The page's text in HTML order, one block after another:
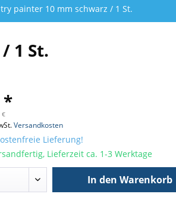
painter 10 mm schwarz / 1 St.
1 St.
*
€
Versandkosten
Lieferung!
Lieferzeit ca. 1-3 Werktage
In den Warenkorb